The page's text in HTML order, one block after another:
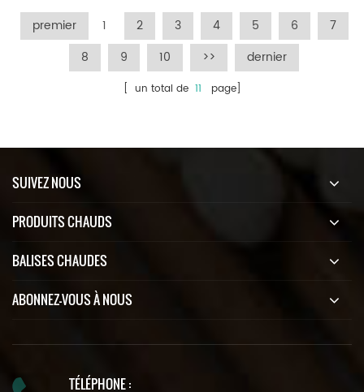
premier 1 2 3 4 5 6
7
8
9 10 >> dernier
[ un total de 11 page]
SUIVEZ NOUS
PRODUITS CHAUDS
BALISES CHAUDES
ABONNEZ-VOUS À NOUS
TÉLÉPHONE :